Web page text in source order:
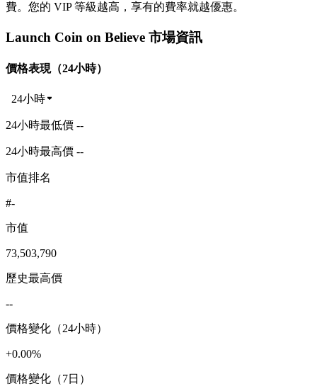
費。您的 VIP 等級越高，享有的費率就越優惠。
Launch Coin on Believe 市場資訊
價格表現（24小時）
24小時
24小時最低價 --
24小時最高價 --
市值排名
#-
市值
73,503,790
歷史最高價
--
價格變化（24小時）
+0.00%
價格變化（7日）